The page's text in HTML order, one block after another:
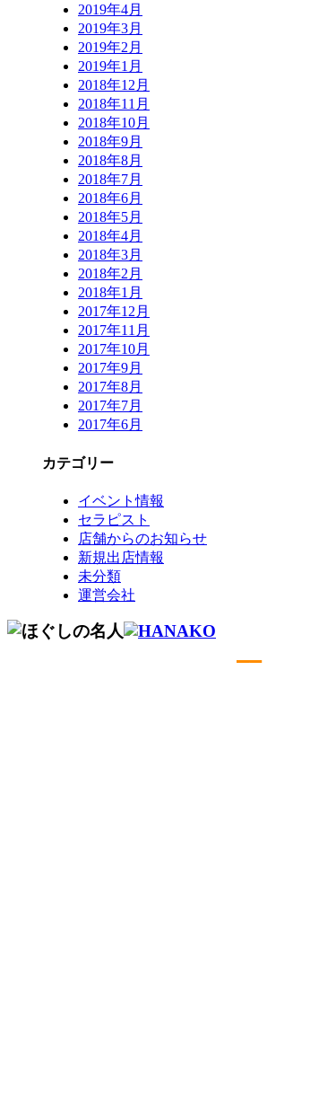
2019年4月
2019年3月
2019年2月
2019年1月
2018年12月
2018年11月
2018年10月
2018年9月
2018年8月
2018年7月
2018年6月
2018年5月
2018年4月
2018年3月
2018年2月
2018年1月
2017年12月
2017年11月
2017年10月
2017年9月
2017年8月
2017年7月
2017年6月
カテゴリー
イベント情報
セラピスト
店舗からのお知らせ
新規出店情報
未分類
運営会社